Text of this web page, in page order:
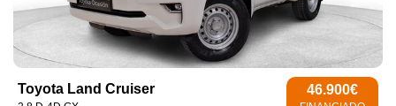
Toyota Land Cruiser 46.900€